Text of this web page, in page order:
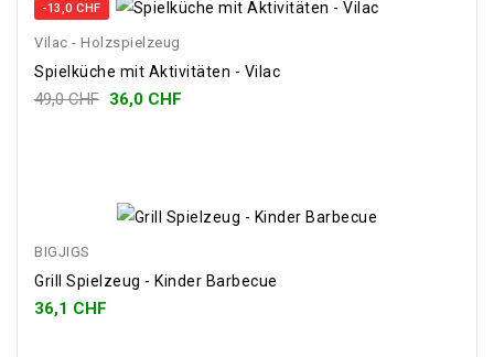
-13,0 CHF
Vilac - Holzspielzeug
Spielküche mit Aktivitäten - Vilac
49,0 CHF 36,0 CHF
BIGJIGS
Grill Spielzeug - Kinder Barbecue
36,1 CHF